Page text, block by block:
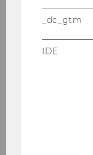
_dc_gtm
IDE